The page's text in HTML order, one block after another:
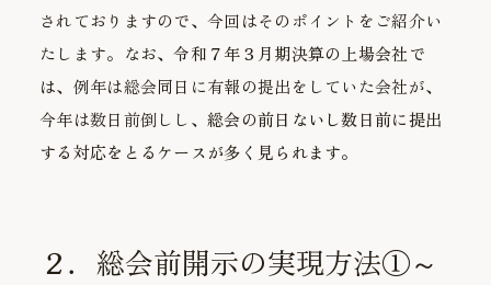
されておりますので、今回はそのポイントをご紹介い
たします。なお、令和７年３月期決算の上場会社で
は、例年は総会同日に有報の提出をしていた会社が、
今年は数日前倒しし、 総会の前日ないし数日前に提出
する対応をとるケースが多く見られます。
２．総会前開示の実現方法①～